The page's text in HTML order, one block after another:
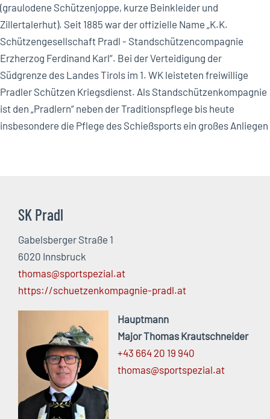
(graulodene Schützenjoppe, kurze Beinkleider und
Zillertalerhut). Seit 1885 war der offizielle Name „K.K.
Schützengesellschaft Pradl - Standschützencompagnie
Erzherzog Ferdinand Karl“. Bei der Verteidigung der
Südgrenze des Landes Tirols im 1. WK leisteten freiwillige
Pradler Schützen Kriegsdienst. Als Standschützenkompagnie
ist den „Pradlern“ neben der Traditionspflege bis heute
insbesondere die Pflege des Schießsports ein großes Anliegen
SK Pradl
Gabelsberger Straße 1
6020 Innsbruck
thomas@sportspezial.at
https://schuetzenkompagnie-pradl.at
Hauptmann
Major Thomas Krautschneider
+43 664 20 19 940
thomas@sportspezial.at